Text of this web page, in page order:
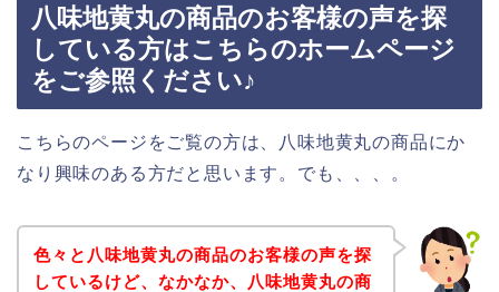
八味地黄丸の商品のお客様の声を探
している方はこちらのホームページ
をご参照ください♪
こちらのページをご覧の方は、八味地黄丸の商品にか
なり興味のある方だと思います。でも、、、。
色々と八味地黄丸の商品のお客様の声を探
しているけど、なかなか、八味地黄丸の商